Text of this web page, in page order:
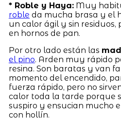
* Roble y Haya:Muy
roble da mucha brasa y el
un calor ágil y sin residuos,
en hornos de pan.
Por otro lado están las
el pino. Arden muy rápido
resina. Son baratas y van
momento del encendido,
fuerza rápido, pero no
calor toda la tarde porque
suspiro y ensucian mucho
con hollín.